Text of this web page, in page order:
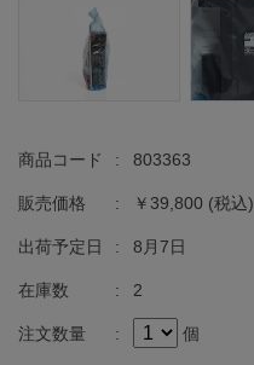
商品コード : 803363
販売価格 : ￥39,800 (税込)
出荷予定日 : 8月7日
在庫数 : 2
注文数量 : 個